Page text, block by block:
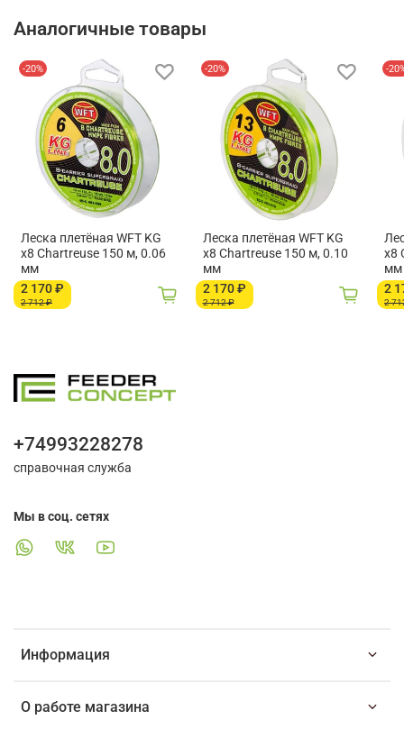
Аналогичные товары
-20%
Леска плетёная WFT KG
x8 Chartreuse 150 м, 0.06
мм
2 170 ₽
2 712 ₽
-20%
Леска плетёная WFT KG
x8 Chartreuse 150 м, 0.10
мм
2 170 ₽
2 712 ₽
-
x8
мм
2
2
Информация
О работе магазина
+74993228278
справочная служба
Мы в соц. сетях